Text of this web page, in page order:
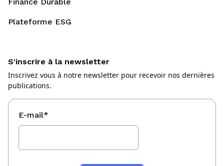
Plateforme ESG
S'inscrire à la newsletter
Inscrivez vous à notre newsletter pour recevoir nos dernières
publications.
E-mail*